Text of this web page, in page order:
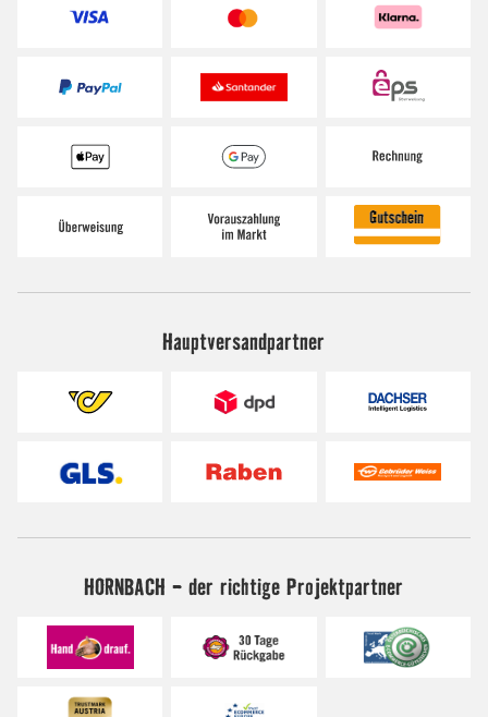
Hauptversandpartner
HORNBACH - der richtige Projektpartner